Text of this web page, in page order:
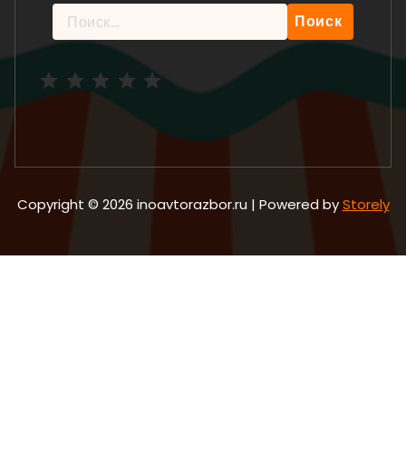
Найти:
Copyright © 2026 inoavtorazbor.ru | Powered byStorely